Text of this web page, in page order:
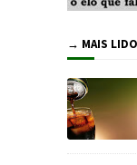
→ MAIS